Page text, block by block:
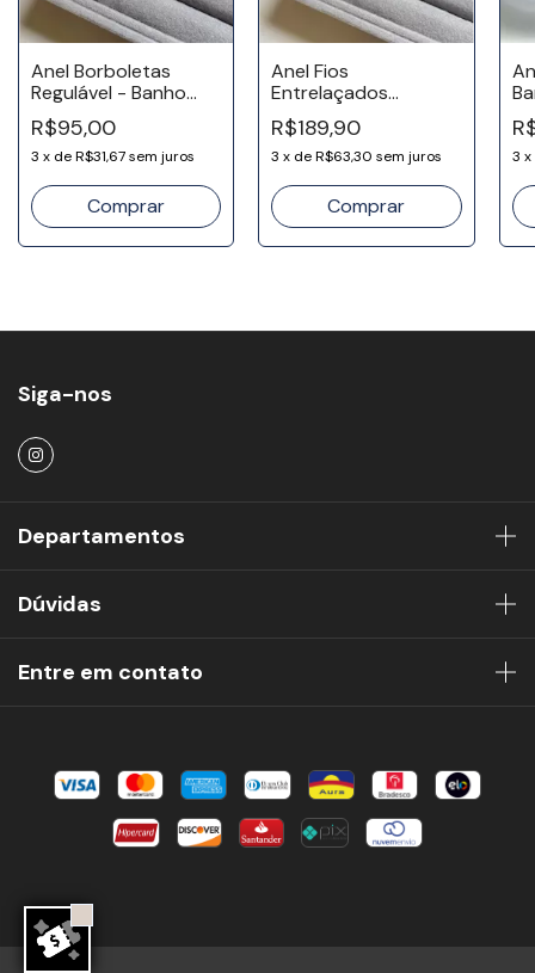
Anel Borboletas
Regulável - Banho
Ouro 18k
R$95,00
3 x deR$31,67sem juros
Anel Fios
Entrelaçados
Regulável - Banho
Ouro 18k
R$189,90
3 x deR$63,30 sem juros 3 x
Siga-nos
Departamentos
Dúvidas
Entre em contato